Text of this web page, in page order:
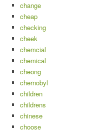
change
cheap
checking
cheek
chemcial
chemical
cheong
chernobyl
children
childrens
chinese
choose